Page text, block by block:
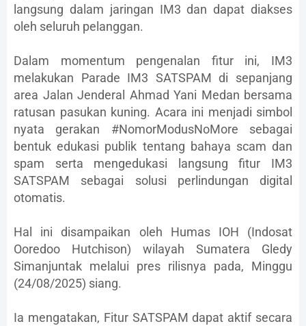
langsung dalam jaringan IM3 dan dapat diakses
oleh seluruh pelanggan.
Dalam momentum pengenalan fitur ini, IM3
melakukan Parade IM3 SATSPAM di sepanjang
area Jalan Jenderal Ahmad Yani Medan bersama
ratusan pasukan kuning. Acara ini menjadi simbol
nyata gerakan #NomorModusNoMore sebagai
bentuk edukasi publik tentang bahaya scam dan
spam serta mengedukasi langsung fitur IM3
SATSPAM sebagai solusi perlindungan digital
otomatis.
Hal ini disampaikan oleh Humas IOH (Indosat
Ooredoo Hutchison) wilayah Sumatera Gledy
Simanjuntak melalui pres rilisnya pada, Minggu
(24/08/2025) siang.
Ia mengatakan, Fitur SATSPAM dapat aktif secara